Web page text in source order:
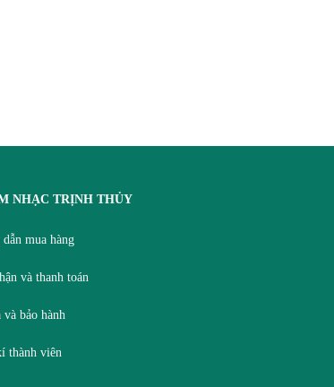
NHẠC TRỊNH THỦY
mua hàng
và thanh toán
bảo hành
thành viên